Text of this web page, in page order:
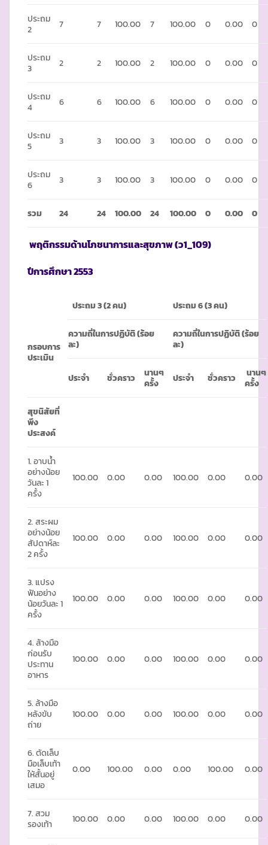
ประถม
2
7 7 100.00 7 100.00 0 0.00 0
ประถม
3
2 2 100.00 2 100.00 0 0.00 0
ประถม
4
6 6 100.00 6 100.00 0 0.00 0
ประถม
5
3 3 100.00 3 100.00 0 0.00 0
ประถม
6
3 3 100.00 3 100.00 0 0.00 0
รวม 24 24 100.00 24 100.00 0 0.00 0
พฤติกรรมด้านโภชนาการและสุขภาพ(ว1_109)
ปีการศึกษา2553
กรอบการ
ประเมิน
ประถม3 (2 คน) ประถม6 (3 คน)
ความถี่ในการปฏิบัติ (ร้อย
ละ)
ความถี่ในการปฏิบัติ (ร้อย
ละ)
ประจำ ชั่วคราว
นานๆ
ครั้ง
ประจำ ชั่วคราว
นานๆ
ครั้ง
สุขนิสัยที่
พึง
ประสงค์
1. อาบน้ำ
อย่างน้อย
วันละ 1
ครั้ง
100.00 0.00 0.00 100.00 0.00 0.00
2. สระผม
อย่างน้อย
สัปดาห์ละ
2 ครั้ง
100.00 0.00 0.00 100.00 0.00 0.00
3. แปรง
ฟันอย่าง
น้อยวันละ 1
ครั้ง
100.00 0.00 0.00 100.00 0.00 0.00
4. ล้างมือ
ก่อนรับ
ประทาน
อาหาร
100.00 0.00 0.00 100.00 0.00 0.00
5. ล้างมือ
หลังขับ
ถ่าย
100.00 0.00 0.00 100.00 0.00 0.00
6. ตัดเล็บ
มือเล็บเท้า
ให้สั้นอยู่
เสมอ
0.00 100.00 0.00 0.00 100.00 0.00
7. สวม
รองเท้า
100.00 0.00 0.00 100.00 0.00 0.00